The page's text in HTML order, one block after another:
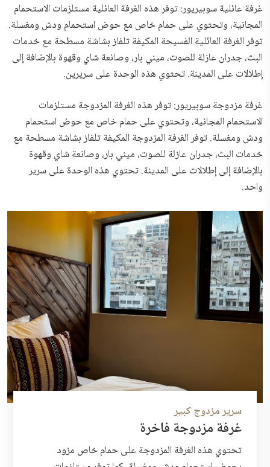
غرفة عائلية سوبيريور: توفر هذه الغرفة العائلية مستلزمات الاستحمام
المجانية، وتحتوي على حمام خاص مع حوض استحمام ودش ومغسلة.
توفر الغرفة العائلية الفسيحة المكيفة تلفاز بشاشة مسطحة مع خدمات
البث، جدران عازلة للصوت، ميني بار، وصانعة شاي وقهوة بالإضافة إلى
إطلالات على المدينة. تحتوي هذه الوحدة على سريرين.
غرفة مزدوجة سوبيريور: توفر هذه الغرفة المزدوجة مستلزمات
الاستحمام المجانية، وتحتوي على حمام خاص مع حوض استحمام
ودش ومغسلة. توفر الغرفة المزدوجة المكيفة تلفاز بشاشة مسطحة مع
خدمات البث، جدران عازلة للصوت، ميني بار، وصانعة شاي وقهوة
بالإضافة إلى إطلالات على المدينة. تحتوي هذه الوحدة على سرير
واحد.
سرير مزدوج كبير
غرفة مزدوجة فاخرة
تحتوي هذه الغرفة المزدوجة على حمام خاص مزود